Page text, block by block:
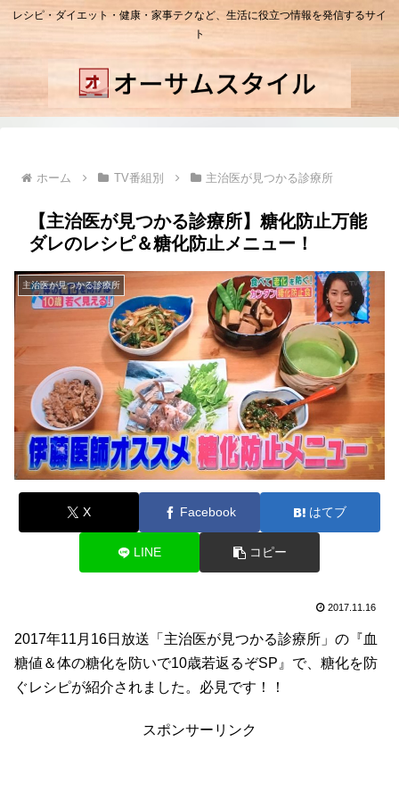
レシピ・ダイエット・健康・家事テクなど、生活に役立つ情報を発信するサイ
ト
ホーム TV番組別 主治医が見つかる診療所
【主治医が見つかる診療所】糖化防止万能
ダレのレシピ＆糖化防止メニュー！
主治医が見つかる診療所
X Facebook はてブ
LINE コピー
2017.11.16
2017年11月16日放送「主治医が見つかる診療所」の『血
糖値＆体の糖化を防いで10歳若返るぞSP』で、糖化を防
ぐレシピが紹介されました。必見です！！
スポンサーリンク